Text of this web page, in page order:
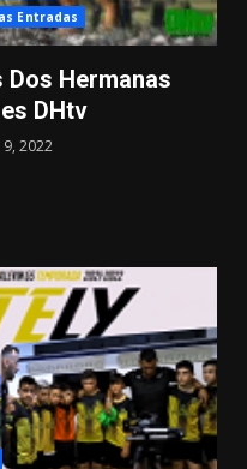
Entradas
Hermanas
DHtv
2022